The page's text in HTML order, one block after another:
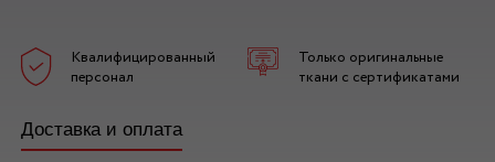
Квалифицированный
персонал
Только оригинальные
ткани с сертификатами
Доставка и оплата